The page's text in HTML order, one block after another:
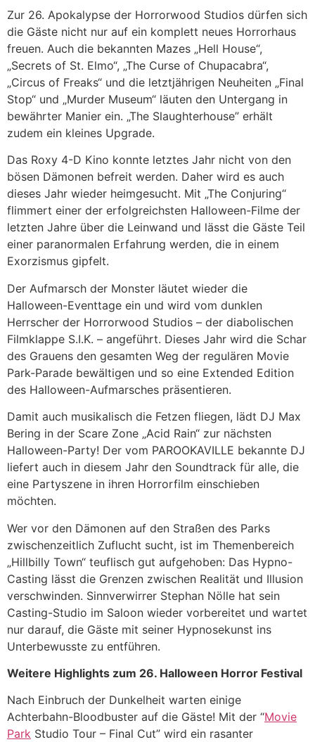
Zur 26. Apokalypse der Horrorwood Studios dürfen sich
die Gäste nicht nur auf ein komplett neues Horrorhaus
freuen. Auch die bekannten Mazes „Hell House“,
„Secrets of St. Elmo“, „The Curse of Chupacabra“,
„Circus of Freaks“ und die letztjährigen Neuheiten „Final
Stop“ und „Murder Museum“ läuten den Untergang in
bewährter Manier ein. „The Slaughterhouse” erhält
zudem ein kleines Upgrade.
Das Roxy 4-D Kino konnte letztes Jahr nicht von den
bösen Dämonen befreit werden. Daher wird es auch
dieses Jahr wieder heimgesucht. Mit „The Conjuring“
flimmert einer der erfolgreichsten Halloween-Filme der
letzten Jahre über die Leinwand und lässt die Gäste Teil
einer paranormalen Erfahrung werden, die in einem
Exorzismus gipfelt.
Der Aufmarsch der Monster läutet wieder die
Halloween-Eventtage ein und wird vom dunklen
Herrscher der Horrorwood Studios – der diabolischen
Filmklappe S.I.K. – angeführt. Dieses Jahr wird die Schar
des Grauens den gesamten Weg der regulären Movie
Park-Parade bewältigen und so eine Extended Edition
des Halloween-Aufmarsches präsentieren.
Damit auch musikalisch die Fetzen fliegen, lädt DJ Max
Bering in der Scare Zone „Acid Rain“ zur nächsten
Halloween-Party! Der vom PAROOKAVILLE bekannte DJ
liefert auch in diesem Jahr den Soundtrack für alle, die
eine Partyszene in ihren Horrorfilm einschieben
möchten.
Wer vor den Dämonen auf den Straßen des Parks
zwischenzeitlich Zuflucht sucht, ist im Themenbereich
„Hillbilly Town“ teuflisch gut aufgehoben: Das Hypno-
Casting lässt die Grenzen zwischen Realität und Illusion
verschwinden. Sinnverwirrer Stephan Nölle hat sein
Casting-Studio im Saloon wieder vorbereitet und wartet
nur darauf, die Gäste mit seiner Hypnosekunst ins
Unterbewusste zu entführen.
Weitere Highlights zum 26. Halloween Horror Festival
Nach Einbruch der Dunkelheit warten einige
Achterbahn-Bloodbuster auf die Gäste! Mit der “Movie
Park Studio Tour – Final Cut” wird ein rasanter